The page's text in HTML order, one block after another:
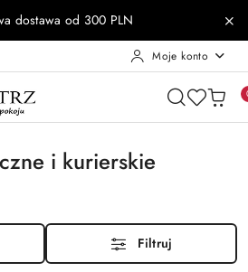
dostawa od 300 PLN
Moje konto
i kurierskie
Filtruj